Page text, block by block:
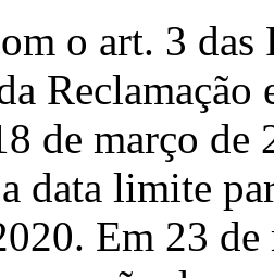
o art. 3
de março de
data limite
Em 23 de